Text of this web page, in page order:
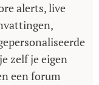
alerts, live
zelf je eigen
een forum